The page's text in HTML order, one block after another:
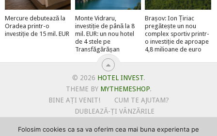
Mercure debutează la
Oradea printr-o
investiție de 15 mil. EUR
Monte Vidraru,
investiție de până la 8
mil. EUR: un nou hotel
de 4 stele pe
Transfăgărășan
Brașov: Ion Țiriac
pregătește un nou
complex sportiv printr-
o investiție de aproape
4,8 milioane de euro
© 2026 HOTEL INVEST.
THEME BY MYTHEMESHOP.
BINE AȚI VENIT!
CUM TE AJUTAM?
DUBLEAZĂ-ȚI VÂNZĂRILE
POLITICA DE UTILIZARE COOKIE-URI
Folosim cookies ca sa va oferim cea mai buna experienta pe